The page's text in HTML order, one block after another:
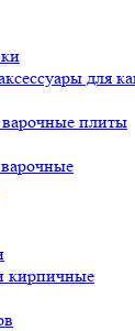
для
плиты
кирпичные